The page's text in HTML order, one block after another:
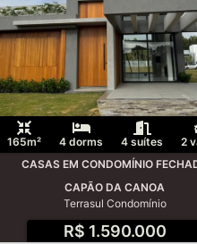
165m² 4 dorms 4 suítes
2
CASAS EM CONDOMÍNIO
CAPÃO DA CANOA
Terrasul Condomínio
R$ 1.590.000